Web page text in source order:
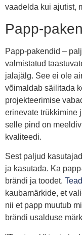
vaadelda kui ajutist,
Papp-
Papp-pakendid –
valmistatud
jalajälg. See ei ole
võimaldab säilitada
projekteerimise
erinevate trükkimine
selle pind on
kvaliteedi.
Sest paljud
ja kasutada. Ka
brändi ja toodet.
kaubamärkide, et
nii et papp muutub
brändi usalduse